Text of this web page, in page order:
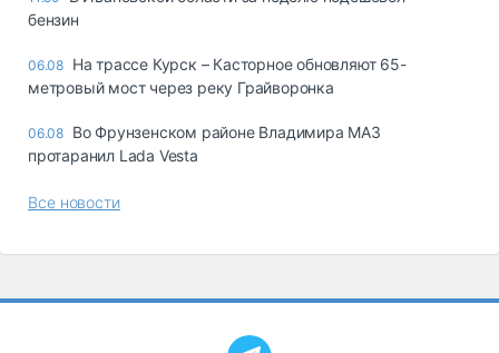
бензин
06.08 На трассе Курск – Касторное обновляют 65-
метровый мост через реку Грайворонка
06.08 Во Фрунзенском районе Владимира МАЗ
протаранил Lada Vesta
Все новости